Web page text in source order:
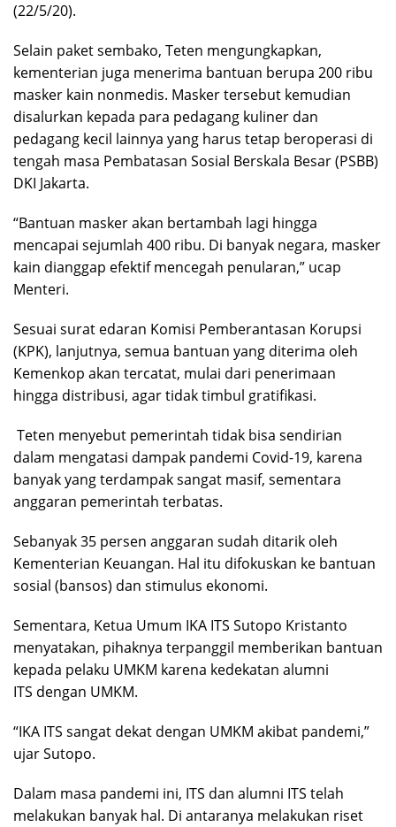
(22/5/20).
Selain paket sembako, Teten mengungkapkan,
kementerian juga menerima bantuan berupa 200 ribu
masker kain nonmedis. Masker tersebut kemudian
disalurkan kepada para pedagang kuliner dan
pedagang kecil lainnya yang harus tetap beroperasi di
tengah masa Pembatasan Sosial Berskala Besar (PSBB)
DKI Jakarta.
“Bantuan masker akan bertambah lagi hingga
mencapai sejumlah 400 ribu. Di banyak negara, masker
kain dianggap efektif mencegah penularan,” ucap
Menteri.
Sesuai surat edaran Komisi Pemberantasan Korupsi
(KPK), lanjutnya, semua bantuan yang diterima oleh
Kemenkop akan tercatat, mulai dari penerimaan
hingga distribusi, agar tidak timbul gratifikasi.
Teten menyebut pemerintah tidak bisa sendirian
dalam mengatasi dampak pandemi Covid-19, karena
banyak yang terdampak sangat masif, sementara
anggaran pemerintah terbatas.
Sebanyak 35 persen anggaran sudah ditarik oleh
Kementerian Keuangan. Hal itu difokuskan ke bantuan
sosial (bansos) dan stimulus ekonomi.
Sementara, Ketua Umum IKA ITS Sutopo Kristanto
menyatakan, pihaknya terpanggil memberikan bantuan
kepada pelaku UMKM karena kedekatan alumni
ITS dengan UMKM.
“IKA ITS sangat dekat dengan UMKM akibat pandemi,”
ujar Sutopo.
Dalam masa pandemi ini, ITS dan alumni ITS telah
melakukan banyak hal. Di antaranya melakukan riset